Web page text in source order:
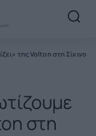
της Volton στη Σίκινο
στη